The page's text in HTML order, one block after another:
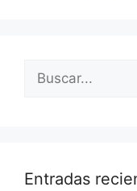
Entradas